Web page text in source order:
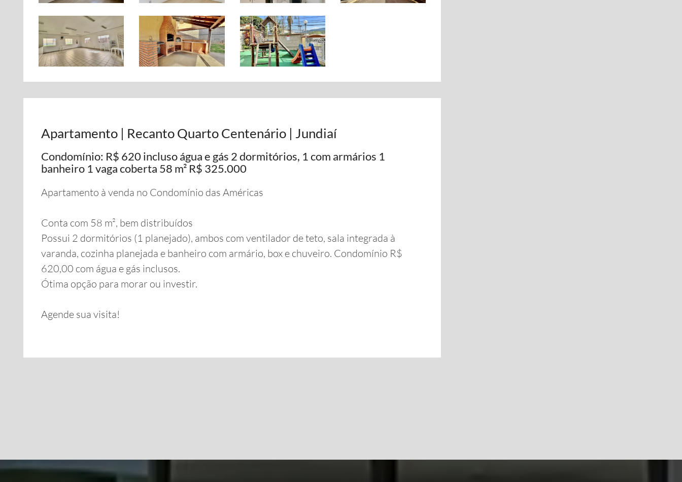
Apartamento | Recanto Quarto Centenário | Jundiaí
Condomínio: R$ 620 incluso água e gás 2 dormitórios, 1 com armários 1
banheiro 1 vaga coberta 58 m² R$ 325.000
Apartamento à venda no Condomínio das Américas
Conta com 58 m², bem distribuídos
Possui 2 dormitórios (1 planejado), ambos com ventilador de teto, sala integrada à
varanda, cozinha planejada e banheiro com armário, box e chuveiro. Condomínio R$
620,00 com água e gás inclusos.
Ótima opção para morar ou investir.
Agende sua visita!